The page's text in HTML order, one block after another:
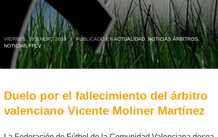
VIERNES, 18 ENERO 2019 / PUBLICADO ENACTUALIDAD,NOTICIAS ÁRBITROS,
NOTICIAS FFCV
Duelo por el fallecimiento del árbitro
valenciano Vicente Moliner Martínez